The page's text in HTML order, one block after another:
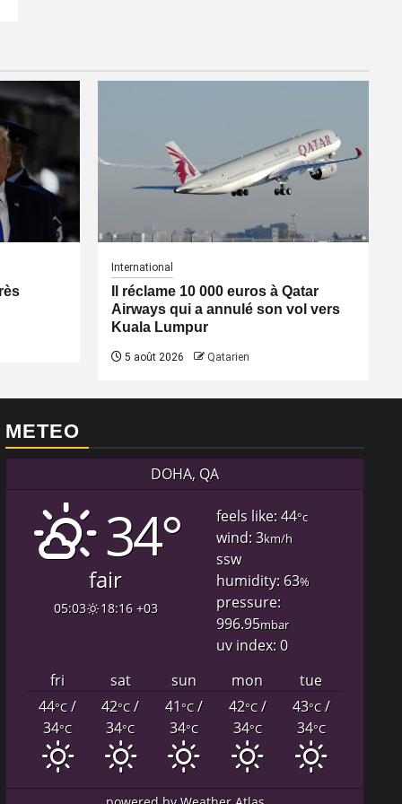
International
Il réclame 10 000 euros à Qatar
Airways qui a annulé son vol vers
Kuala Lumpur
5 août 2026 Qatarien
METEO
DOHA, QA
34°
fair
05:03 18:16 +03
feels like: 44°c
wind: 3km/h
ssw
humidity: 63%
pressure:
996.95mbar
uv index: 0
fri
sat sun mon
tue
44°C/
34°C
42°C/
34°C
41°C/
34°C
42°C/
34°C
43°C/
34°C